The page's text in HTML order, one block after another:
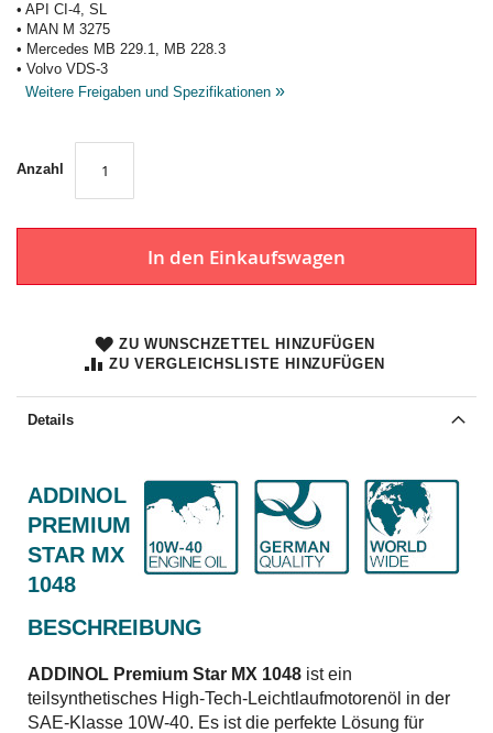
• API CI-4, SL
• MAN M 3275
• Mercedes MB 229.1, MB 228.3
• Volvo VDS-3
Weitere Freigaben und Spezifikationen »
Anzahl
In den Einkaufswagen
ZU WUNSCHZETTEL HINZUFÜGEN
ZU VERGLEICHSLISTE HINZUFÜGEN
Details
ADDINOL
PREMIUM
STAR MX
1048
BESCHREIBUNG
ADDINOL Premium Star MX 1048 ist ein
teilsynthetisches High-Tech-Leichtlaufmotorenöl in der
SAE-Klasse 10W-40. Es ist die perfekte Lösung für